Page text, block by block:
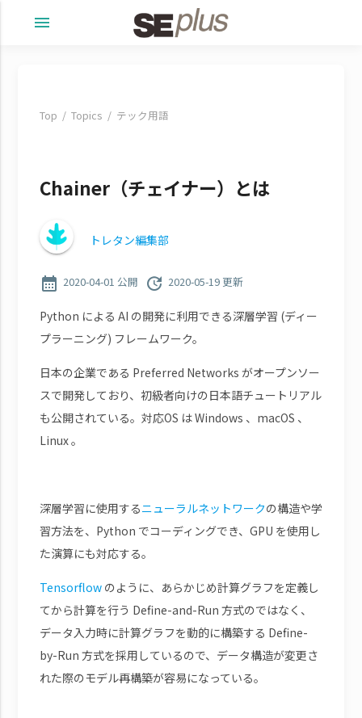
menu
Top Topics テック用語
Chainer（チェイナー）とは
トレタン編集部
calendar_month 2020-04-01 公開 update 2020-05-19 更新
Python による AI の開発に利用できる深層学習 (ディー
プラーニング) フレームワーク。
日本の企業である Preferred Networks がオープンソー
スで開発しており、初級者向けの日本語チュートリアル
も公開されている。対応OS は Windows 、macOS 、
Linux 。
深層学習に使用するニューラルネットワークの構造や学
習方法を、Python でコーディングでき、GPU を使用し
た演算にも対応する。
Tensorflowのように、あらかじめ計算グラフを定義し
てから計算を行う Define-and-Run 方式のではなく、
データ入力時に計算グラフを動的に構築する Define-
by-Run 方式を採用しているので、データ構造が変更さ
れた際のモデル再構築が容易になっている。